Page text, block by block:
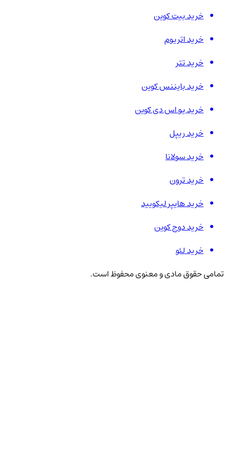
خرید بیت کوین
خرید اتریوم
خرید تتر
خرید بایننس کوین
خرید یو اس دی کوین
خرید ریپل
خرید سولانا
خرید ترون
خرید هایپر لیکویید
خرید دوج کوین
خرید لئو
تمامی حقوق مادی و معنوی محفوظ است.